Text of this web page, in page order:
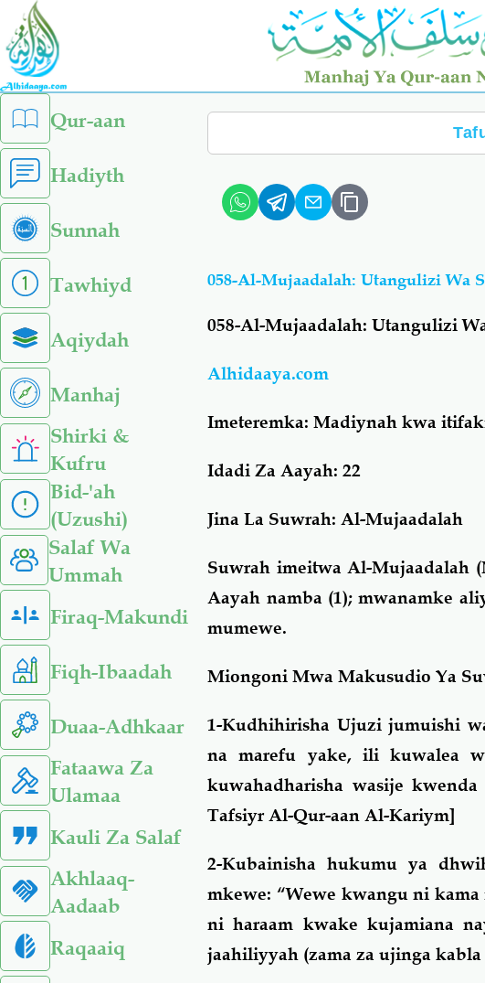
Skip
main
content
left
sidebar
menu
Qur-aan
Hadiyth
Sunnah
Tawhiyd
Aqiydah
Manhaj
Shirki &
Kufru
Bid-'ah
(Uzushi)
Salaf Wa
Ummah
Firaq-Makundi
Fiqh-Ibaadah
Duaa-Adhkaar
Fataawa Za
Ulamaa
Kauli Za Salaf
Akhlaaq-
Aadaab
Raqaaiq
Search
058-Al-Mujaadalah: Utangulizi Wa
058-Al-Mujaadalah: Utangulizi
Alhidaaya.com
Imeteremka: Madiynah kwa
Idadi Za Aayah: 22
Jina La Suwrah: Al-Mujaadalah
Suwrah imeitwa Al-Mujaadalah
Aayah namba (1); mwanamke
mumewe.
Miongoni Mwa Makusudio Ya
1-Kudhihirisha Ujuzi jumuishi
na marefu yake, ili kuwalea
kuwahadharisha wasije
Tafsiyr Al-Qur-aan Al-Kariym]
2-Kubainisha hukumu ya
mkewe: “Wewe kwangu ni
ni haraam kwake kujamiana
jaahiliyyah (zama za ujinga kabla